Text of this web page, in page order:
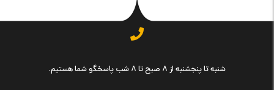
شنبه تا پنجشنبه از ۸ صبح تا ۸ شب پاسخگو شما هستیم.